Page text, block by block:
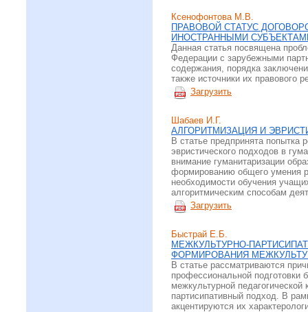
Ксенофонтова М.В.
ПРАВОВОЙ СТАТУС
ИНОСТРАННЫМИ
Данная статья посвящена
Федерации с зарубежными
содержания, порядка
также источники их правового
Загрузить
Шабаев И.Г.
АЛГОРИТМИЗАЦИЯ И
В статье предпринята попытка
эвристического подходов в
внимание гуманитаризации
формированию общего умения
необходимости обучения
алгоритмическим способам
Загрузить
Быстрай Е.Б.
МЕЖКУЛЬТУРНО-
ФОРМИРОВАНИЯ
В статье рассматриваются
профессиональной подготовки
межкультурной
партисипативный подход. В
акцентируются их